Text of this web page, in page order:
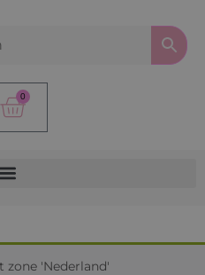
0
'Nederland'